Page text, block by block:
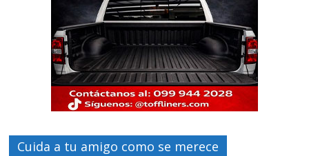
Cuida a tu amigo como se merece